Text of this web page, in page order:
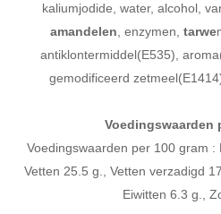
kaliumjodide, water, alcohol,
amandelen, enzymen, tarwe
antiklontermiddel(E535),
gemodificeerd
Voedingswaarden
Voedingswaarden per 100 gram :
Vetten 25.5 g., Vetten verzadigd
Eiwitten 6.3 g.,